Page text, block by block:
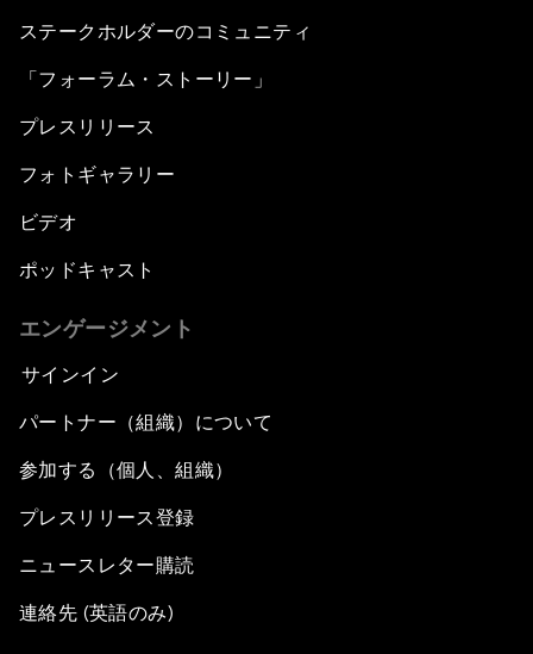
ステークホルダーのコミュニティ
「フォーラム・ストーリー」
プレスリリース
フォトギャラリー
ビデオ
ポッドキャスト
エンゲージメント
サインイン
パートナー（組織）について
参加する（個人、組織）
プレスリリース登録
ニュースレター購読
連絡先 (英語のみ)